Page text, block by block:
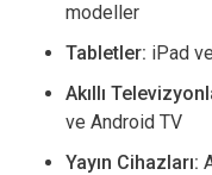
modeller
Tabletler: iPad
Akıllı
ve Android TV
Yayın Cihazları: